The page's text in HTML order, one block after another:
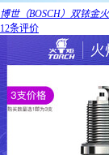
博世（BOSCH）双铱金
12条评价